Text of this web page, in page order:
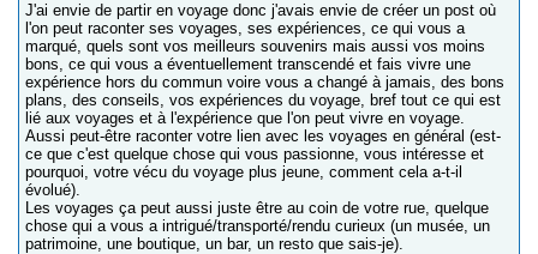
J'ai envie de partir en voyage donc j'avais envie de créer un post où
l'on peut raconter ses voyages, ses expériences, ce qui vous a
marqué, quels sont vos meilleurs souvenirs mais aussi vos moins
bons, ce qui vous a éventuellement transcendé et fais vivre une
expérience hors du commun voire vous a changé à jamais, des bons
plans, des conseils, vos expériences du voyage, bref tout ce qui est
lié aux voyages et à l'expérience que l'on peut vivre en voyage.
Aussi peut-être raconter votre lien avec les voyages en général (est-
ce que c'est quelque chose qui vous passionne, vous intéresse et
pourquoi, votre vécu du voyage plus jeune, comment cela a-t-il
évolué).
Les voyages ça peut aussi juste être au coin de votre rue, quelque
chose qui a vous a intrigué/transporté/rendu curieux (un musée, un
patrimoine, une boutique, un bar, un resto que sais-je).